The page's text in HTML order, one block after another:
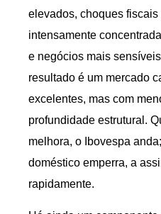
elevados, choques fiscais
intensamente
e negócios mais
resultado é um mercado
excelentes, mas com
profundidade estrutural.
melhora, o Ibovespa
doméstico emperra, a
rapidamente.